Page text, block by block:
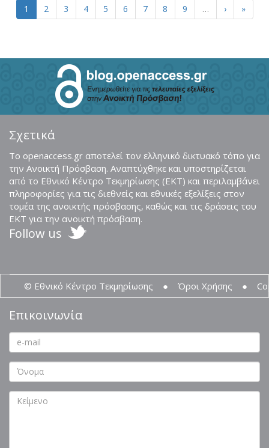
1 2 3 4 5 6 7 8 9 … › »
Σχετικά
Το openaccess.gr αποτελεί τον ελληνικό δικτυακό τόπο για
την Ανοικτή Πρόσβαση. Αναπτύχθηκε και υποστηρίζεται
από το Εθνικό Κέντρο Τεκμηρίωσης (ΕΚΤ) και περιλαμβάνει
πληροφορίες για τις διεθνείς και εθνικές εξελίξεις στον
τομέα της ανοικτής πρόσβασης, καθώς και τις δράσεις του
ΕΚΤ για την ανοικτή πρόσβαση.
Follow us
© Εθνικό Κέντρο Τεκμηρίωσης ● Όροι Χρήσης ●
Επικοινωνία